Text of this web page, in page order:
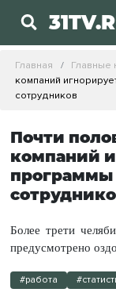
Главная Главные
компаний
сотрудников
Почти
компаний
программы
Более трети
предусмотрено
#работа